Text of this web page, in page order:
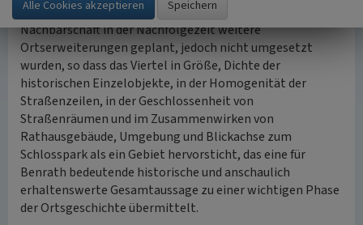
Aussage zugesprochen, zumal in unmittelbarer
Nachbarschaft in der Nachfolgezeit weitere
Ortserweiterungen geplant, jedoch nicht umgesetzt
wurden, so dass das Viertel in Größe, Dichte der
historischen Einzelobjekte, in der Homogenität der
Straßenzeilen, in der Geschlossenheit von
Straßenräumen und im Zusammenwirken von
Rathausgebäude, Umgebung und Blickachse zum
Schlosspark als ein Gebiet hervorsticht, das eine für
Benrath bedeutende historische und anschaulich
erhaltenswerte Gesamtaussage zu einer wichtigen Phase
der Ortsgeschichte übermittelt.